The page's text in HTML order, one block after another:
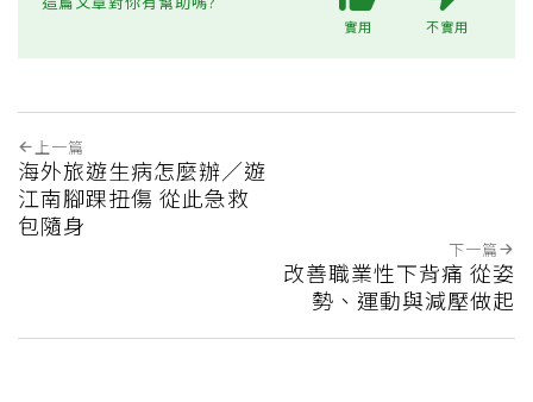
實用 不實用
上一篇
海外旅遊生病怎麼辦／遊
江南腳踝扭傷 從此急救
包隨身
下一篇
改善職業性下背痛 從姿
勢、運動與減壓做起